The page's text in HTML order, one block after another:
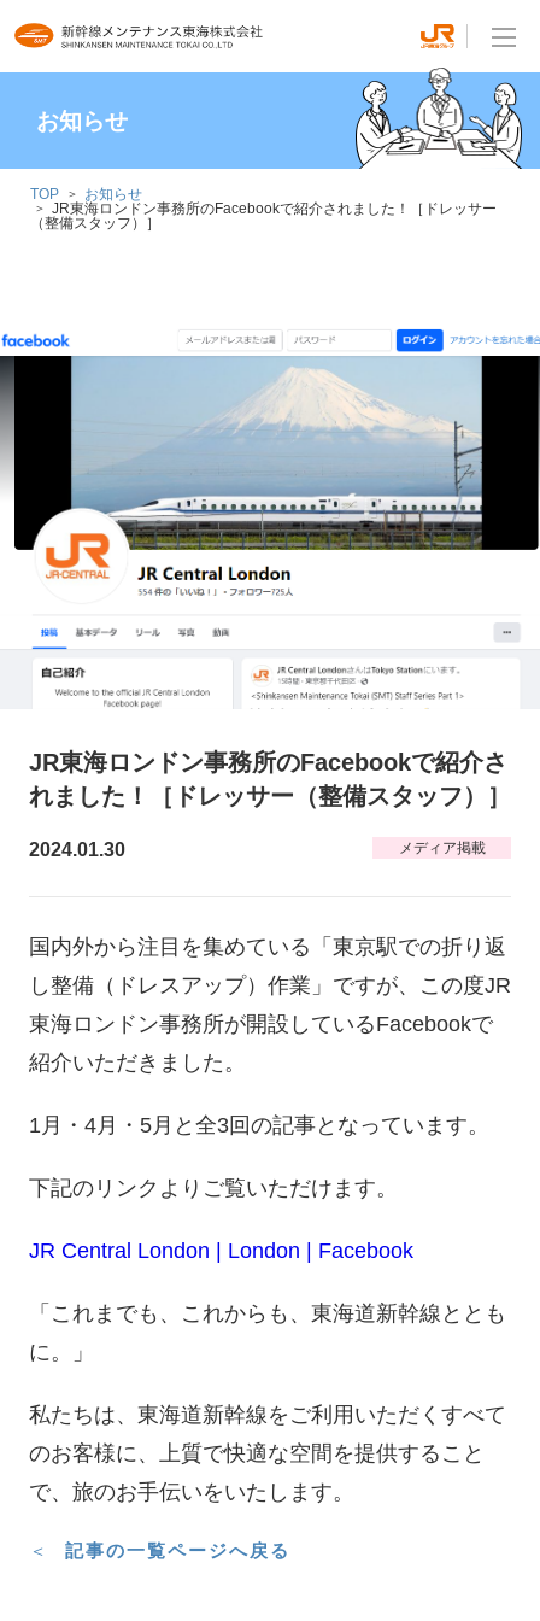
お知らせ
TOP
お知らせ
JR東海ロンドン事務所のFacebookで紹介されました！［ドレッサー
（整備スタッフ）］
JR東海ロンドン事務所のFacebookで紹介さ
れました！［ドレッサー（整備スタッフ）］
2024.01.30 メディア掲載
国内外から注目を集めている「東京駅での折り返
し整備（ドレスアップ）作業」ですが、この度JR
東海ロンドン事務所が開設しているFacebookで
紹介いただきました。
1月・4月・5月と全3回の記事となっています。
下記のリンクよりご覧いただけます。
JR Central London | London | Facebook
「これまでも、これからも、東海道新幹線ととも
に。」
私たちは、東海道新幹線をご利用いただくすべて
のお客様に、上質で快適な空間を提供すること
で、旅のお手伝いをいたします。
記事の一覧ページへ戻る